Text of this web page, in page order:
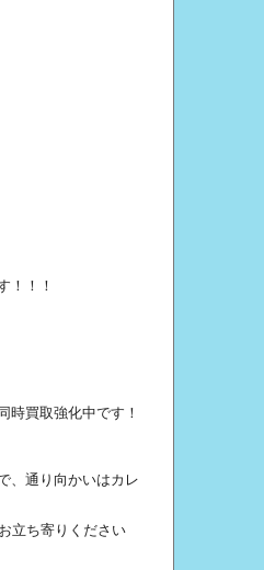
！！！
時買取強化中です！
、通り向かいはカレ
立ち寄りください